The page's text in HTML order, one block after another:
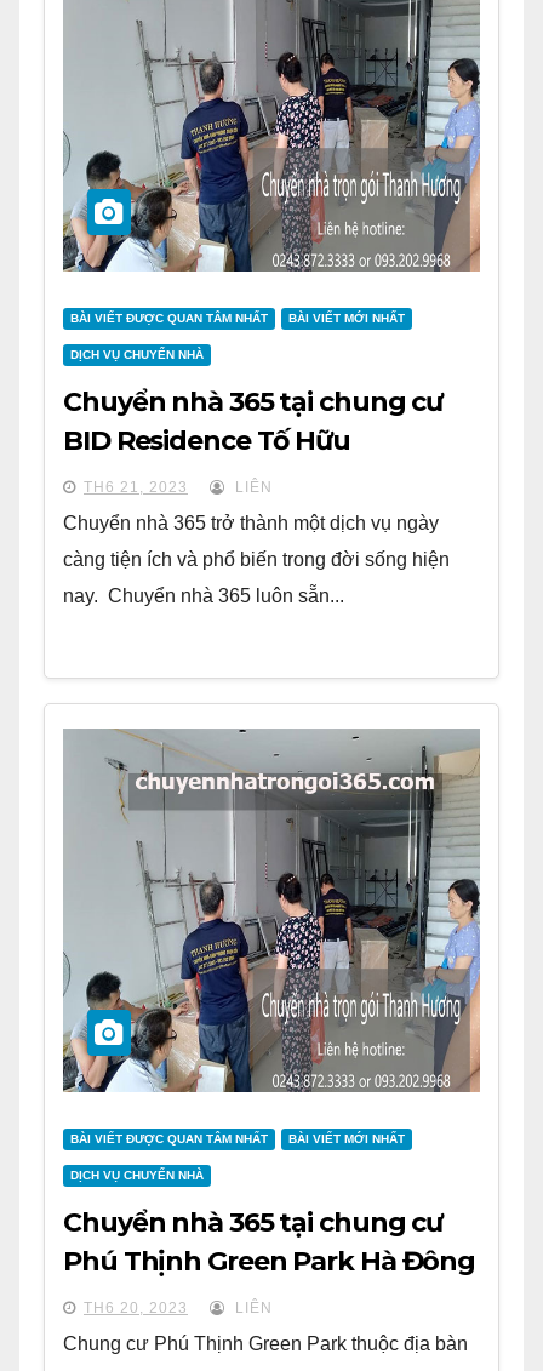
BÀI VIẾT ĐƯỢC QUAN TÂM NHẤT BÀI VIẾT MỚI NHẤT
DỊCH VỤ CHUYỂN NHÀ
Chuyển nhà 365 tại chung cư
BID Residence Tố Hữu
TH6 21, 2023 LIÊN
Chuyển nhà 365 trở thành một dịch vụ ngày
càng tiện ích và phổ biến trong đời sống hiện
nay. Chuyển nhà 365 luôn sẵn...
BÀI VIẾT ĐƯỢC QUAN TÂM NHẤT BÀI VIẾT MỚI NHẤT
DỊCH VỤ CHUYỂN NHÀ
Chuyển nhà 365 tại chung cư
Phú Thịnh Green Park Hà Đông
TH6 20, 2023 LIÊN
Chung cư Phú Thịnh Green Park thuộc địa bàn